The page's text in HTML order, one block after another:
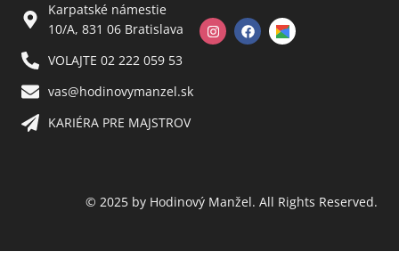
Karpatské námestie
10/A, 831 06 Bratislava
VOLAJTE 02 222 059 53​
vas@hodinovymanzel.sk​
KARIÉRA PRE MAJSTROV​
© 2025 by Hodinový Manžel. All Rights Reserved.